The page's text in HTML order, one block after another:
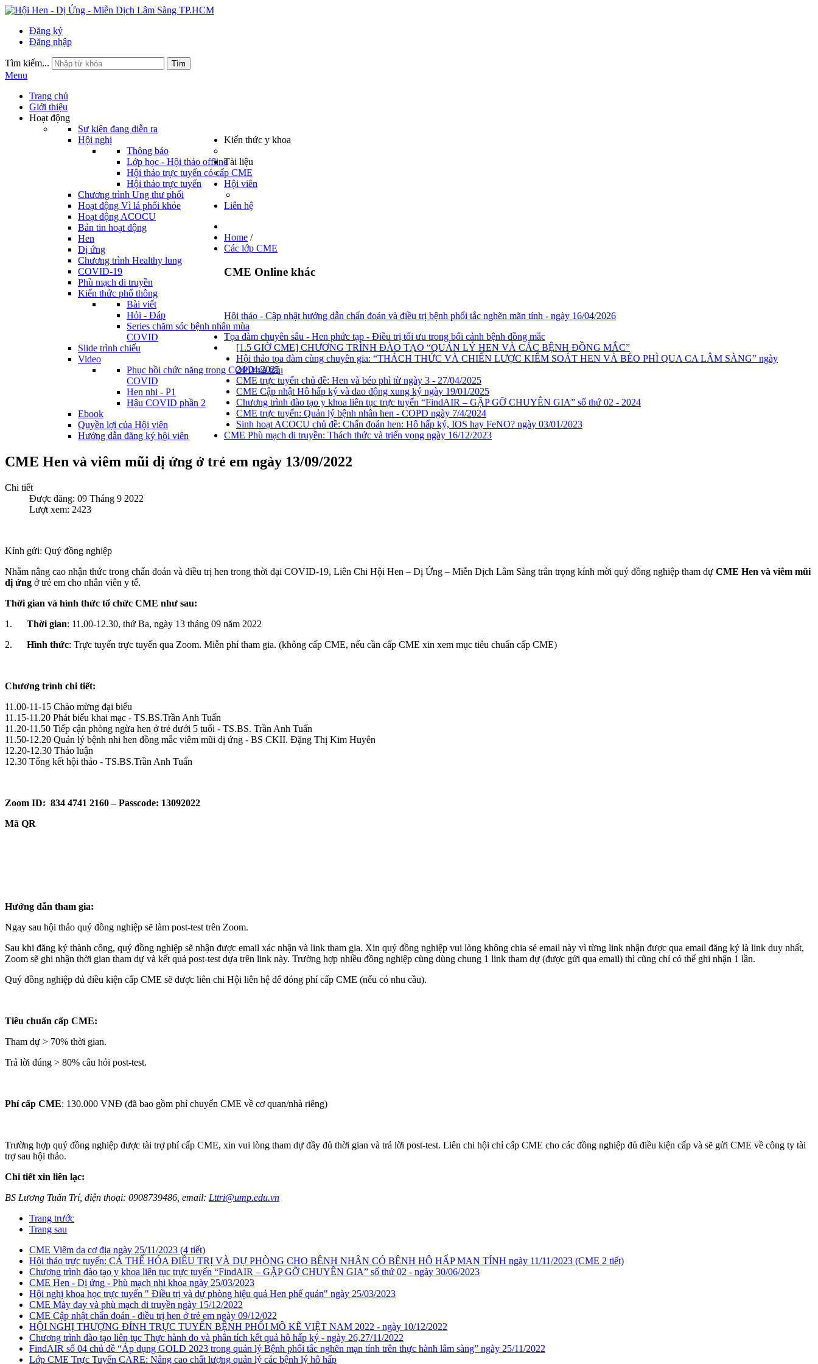
Đăng ký
Đăng nhập
Tìm kiếm... Tìm
Menu
Trang chủ
Giới thiệu
Hoạt động
Sự kiện đang diễn ra
Hội nghị
Thông báo
Lớp học - Hội thảo offline
Hội thảo trực tuyến có cấp CME
Hội thảo trực tuyến
Chương trình Ung thư phổi
Hoạt động Vì lá phổi khỏe
Hoạt động ACOCU
Bản tin hoạt động
Kiến thức y khoa
Hen
Dị ứng
Chương trình Healthy lung
COVID-19
Phù mạch di truyền
Kiến thức phổ thông
Bài viết
Hỏi - Đáp
Series chăm sóc bệnh nhân mùa
COVID
Tài liệu
Slide trình chiếu
Video
Phục hồi chức năng trong COPD và hậu
COVID
Hen nhi - P1
Hậu COVID phần 2
Ebook
Hội viên
Quyền lợi của Hội viên
Hướng dẫn đăng ký hội viên
Liên hệ
Home /
Các lớp CME
CME Hen và viêm mũi dị ứng ở trẻ em ngày 13/09/2022
Chi tiết
Được đăng: 09 Tháng 9 2022
Lượt xem: 2423
Kính gửi: Quý đồng nghiệp
Nhằm nâng cao nhận thức trong chẩn đoán và điều trị hen trong thời đại COVID-19, Liên Chi Hội Hen – Dị Ứng – Miễn Dịch Lâm Sàng trân trọng kính mời quý đồng nghiệp tham dự CME Hen và viêm mũi
dị ứng ở trẻ em cho nhân viên y tế.
Thời gian và hình thức tổ chức CME như sau:
1. Thời gian: 11.00-12.30, thứ Ba, ngày 13 tháng 09 năm 2022
2.
Hình thức: Trực tuyến trực tuyến qua Zoom. Miễn phí tham gia. (không cấp CME, nếu cần cấp CME xin xem mục tiêu chuẩn cấp CME)
Chương trình chi tiết:
11.00-11-15 Chào mừng đại biểu
11.15-11.20 Phát biểu khai mạc - TS.BS.Trần Anh Tuấn
11.20-11.50 Tiếp cận phòng ngừa hen ở trẻ dưới 5 tuổi - TS.BS. Trần Anh Tuấn
11.50-12.20 Quản lý bệnh nhi hen đồng mắc viêm mũi dị ứng - BS CKII. Đặng Thị Kim Huyên
12.20-12.30 Thảo luận
12.30 Tổng kết hội thảo - TS.BS.Trần Anh Tuấn
Zoom ID: 834 4741 2160 – Passcode: 13092022
Mã QR
Hướng dẫn tham gia:
Ngay sau hội thảo quý đồng nghiệp sẽ làm post-test trên Zoom.
Sau khi đăng ký thành công, quý đồng nghiệp sẽ nhận được email xác nhận và link tham gia. Xin quý đồng nghiệp vui lòng không chia sẻ email này vì từng link nhận được qua email đăng ký là link duy nhất,
Zoom sẽ ghi nhận thời gian tham dự và kết quả post-test dựa trên link này. Trường hợp nhiều đồng nghiệp cùng dùng chung 1 link tham dự (được gửi qua email) thì cũng chỉ có thể ghi nhận 1 lần.
Quý đồng nghiệp đủ điều kiện cấp CME sẽ được liên chi Hội liên hệ để đóng phí cấp CME (nếu có nhu cầu).
Tiêu chuẩn cấp CME:
Tham dự > 70% thời gian.
Trả lời đúng > 80% câu hỏi post-test.
Phí cấp CME: 130.000 VNĐ (đã bao gồm phí chuyển CME về cơ quan/nhà riêng)
Trường hợp quý đồng nghiệp được tài trợ phí cấp CME, xin vui lòng tham dự đầy đủ thời gian và trả lời post-test. Liên chi hội chỉ cấp CME cho các đồng nghiệp đủ điều kiện cấp và sẽ gửi CME về công ty tài
trợ sau hội thảo.
Chi tiết xin liên lạc:
BS Lương Tuấn Trí, điện thoại: 0908739486, email: Lttri@ump.edu.vn
Trang trước
Trang sau
CME Online khác
Hôi thảo - Cập nhật hướng dẫn chẩn đoán và điều trị bệnh phổi tắc nghẽn mãn tính - ngày 16/04/2026
Tọa đàm chuyên sâu - Hen phức tạp - Điều trị tối ưu trong bối cảnh bệnh đồng mắc
[1.5 GIỜ CME] CHƯƠNG TRÌNH ĐÀO TẠO “QUẢN LÝ HEN VÀ CÁC BỆNH ĐỒNG MẮC”
Hội thảo tọa đàm cùng chuyên gia: “THÁCH THỨC VÀ CHIẾN LƯỢC KIỂM SOÁT HEN VÀ BÉO PHÌ QUA CA LÂM SÀNG” ngày
24/04/2025
CME trực tuyến chủ đề: Hen và béo phì từ ngày 3 - 27/04/2025
CME Cập nhật Hô hấp ký và dao động xung ký ngày 19/01/2025
Chương trình đào tạo y khoa liên tục trực tuyến “FindAIR – GẶP GỠ CHUYÊN GIA” số thứ 02 - 2024
CME trực tuyến: Quản lý bệnh nhân hen - COPD ngày 7/4/2024
Sinh hoạt ACOCU chủ đề: Chẩn đoán hen: Hô hấp ký, IOS hay FeNO? ngày 03/01/2023
CME Phù mạch di truyền: Thách thức và triển vọng ngày 16/12/2023
CME Viêm da cơ địa ngày 25/11/2023 (4 tiết)
Hội thảo trực tuyến: CÁ THỂ HÓA ĐIỀU TRỊ VÀ DỰ PHÒNG CHO BỆNH NHÂN CÓ BỆNH HÔ HẤP MẠN TÍNH ngày 11/11/2023 (CME 2 tiết)
Chương trình đào tạo y khoa liên tục trực tuyến “FindAIR – GẶP GỠ CHUYÊN GIA” số thứ 02 - ngày 30/06/2023
CME Hen - Dị ứng - Phù mạch nhi khoa ngày 25/03/2023
Hội nghị khoa học trực tuyến " Điều trị và dự phòng hiệu quả Hen phế quản" ngày 25/03/2023
CME Mày đay và phù mạch di truyền ngày 15/12/2022
CME Cập nhật chẩn đoán - điều trị hen ở trẻ em ngày 09/12/022
HỘI NGHỊ THƯỢNG ĐỈNH TRỰC TUYẾN BỆNH PHỔI MÔ KẼ VIỆT NAM 2022 - ngày 10/12/2022
Chương trình đào tạo liên tục Thực hành đo và phân tích kết quả hô hấp ký - ngày 26,27/11/2022
FindAIR số 04 chủ đề “Áp dụng GOLD 2023 trong quản lý Bệnh phổi tắc nghẽn mạn tính trên thực hành lâm sàng” ngày 25/11/2022
Lớp CME Trực Tuyến CARE: Nâng cao chất lượng quản lý các bệnh lý hô hấp